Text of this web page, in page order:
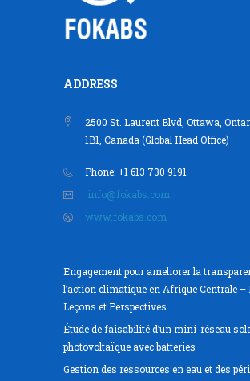
ADDRESS
2500 St. Laurent Blvd, Ottawa,
1B1, Canada (Global Head Office)
Phone: +1 613 730 9191
info@fokabs.com
www.fokabs.com
Engagement pour ameliorer la
l’action climatique en Afrique Centrale –
Leçons et Perspectives
Étude de faisabilité d’un mini-réseau
photovoltaïque avec batteries
Gestion des ressources en eau et des